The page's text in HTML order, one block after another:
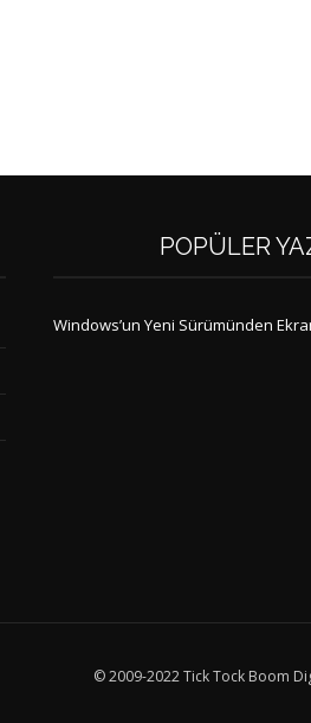
POPÜLER
Windows’un Yeni Sürümünden
© 2009-2022 Tick Tock Boom